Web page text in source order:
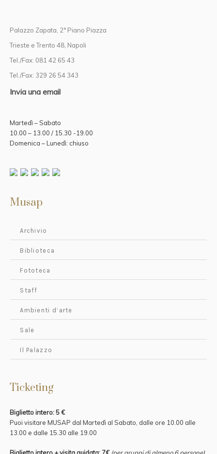
Palazzo Zapata, 2° Piano Piazza
Trieste e Trento 48, Napoli
Tel./Fax: 081 42 65 43
Tel./Fax: 329 26 54 343
Invia una email
Martedì – Sabato
10.00 – 13.00 / 15.30 -19.00
Domenica – Lunedì: chiuso
Musap
Archivio
Biblioteca
Fototeca
Staff
Ambienti d’arte
Sale
Il Palazzo
Ticketing
Biglietto intero: 5 €
Puoi visitare MUSAP dal Martedì al Sabato, dalle ore 10.00 alle
13.00 e dalle 15.30 alle 19.00
Biglietto intero + visita guidata: 7€ (per gruppi di almeno 6 persone)